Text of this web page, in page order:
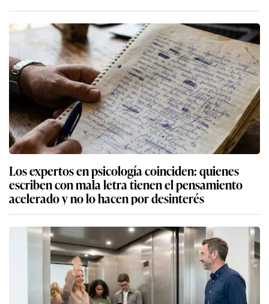
Los expertos en psicología coinciden: quienes
escriben con mala letra tienen el pensamiento
acelerado y no lo hacen por desinterés